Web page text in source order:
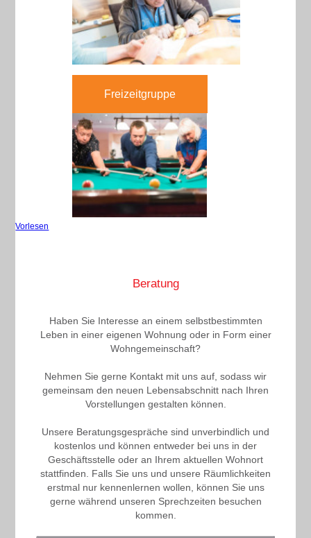
Freizeitgruppe
Vorlesen
Beratung
Haben Sie Interesse an einem selbstbestimmten
Leben in einer eigenen Wohnung oder in Form einer
Wohngemeinschaft?
Nehmen Sie gerne Kontakt mit uns auf, sodass wir
gemeinsam den neuen Lebensabschnitt nach Ihren
Vorstellungen gestalten können.
Unsere Beratungsgespräche sind unverbindlich und
kostenlos und können entweder bei uns in der
Geschäftsstelle oder an Ihrem aktuellen Wohnort
stattfinden. Falls Sie uns und unsere Räumlichkeiten
erstmal nur kennenlernen wollen, können Sie uns
gerne während unseren Sprechzeiten besuchen
kommen.